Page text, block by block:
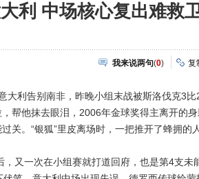
利 中场核心复出难救
我来说两句(0) 复
利告别南非，昨晚小组末战被斯洛伐克3比
帮他抹去眼泪，2006年金球奖得主离开的
关。“银狐”里皮离场时，一把推开了蜂拥的人
一次在小组赛就打道回府，也是第4支未